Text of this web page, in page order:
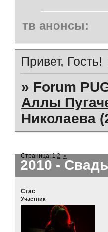
тв анонсы:
Привет, Гость!
» Forum
Аллы
Николаева
2010 -
Страница:1 2 »
Стас
Участник